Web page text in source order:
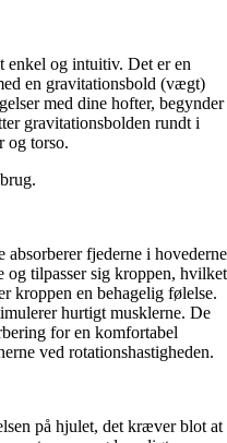
enkel og intuitiv. Det er en
en gravitationsbold (vægt)
med dine hofter, begynder
gravitationsbolden rundt i
og torso.
fjederne i hovederne
tilpasser sig kroppen, hvilket
kroppen en behagelig følelse.
hurtigt musklerne. De
for en komfortabel
ved rotationshastigheden.
på hjulet, det kræver blot at